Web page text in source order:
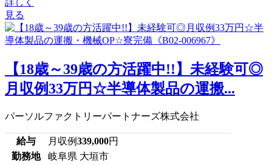
詳しく
見る
【18歳～39歳の方活躍中!!】未経験可◎
月収例33万円☆半導体製品の運搬...
パーソルファクトリーパートナーズ株式会社
給与 月収例339,000円
勤務地
岐阜県 大垣市